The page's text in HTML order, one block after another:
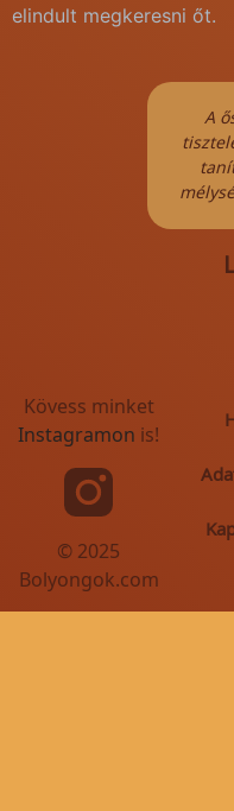
elindult megkeresni őt.
A
Kövess minket
Instagramon is!
© 2025
Bolyongok.com